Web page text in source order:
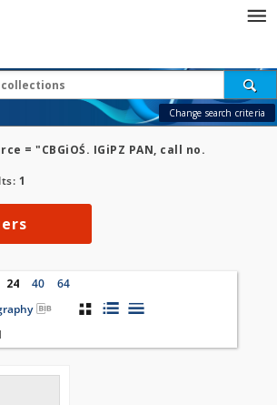
Change search criteria
= "CBGiOŚ. IGiPZ PAN, call no.
1
24 40
64